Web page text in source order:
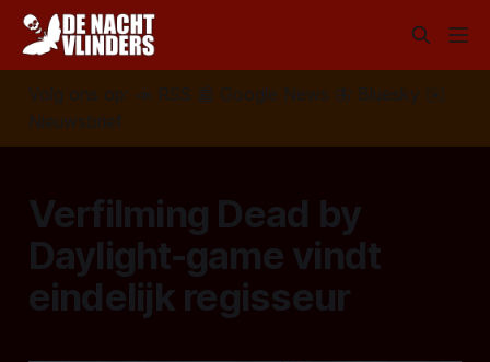
Volg ons op: 📣 RSS 📰 Google News 🦋 Bluesky
✉️
Nieuwsbrief
Verfilming Dead by
Daylight-game vindt
eindelijk regisseur